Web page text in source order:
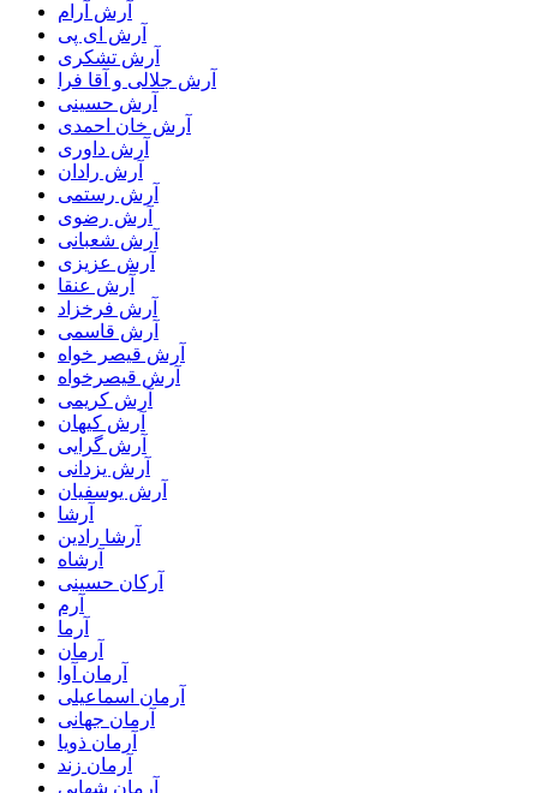
آرش آرام
آرش ای پی
آرش تشکری
آرش جلالی و آقا فرا
آرش حسینی
آرش خان احمدی
آرش داوری
آرش رادان
آرش رستمى
آرش رضوی
آرش شعبانی
آرش عزیزی
آرش عنقا
آرش فرخزاد
آرش قاسمی
آرش قیصر خواه
آرش قیصرخواه
آرش کریمی
آرش کیهان
آرش گرایی
آرش یزدانی
آرش یوسفیان
آرشا
آرشا رادین
آرشاه
آرکان حسینی
آرم
آرما
آرمان
آرمان آوا
آرمان اسماعیلی
آرمان جهانی
آرمان ذویا
آرمان زند
آرمان شهابی